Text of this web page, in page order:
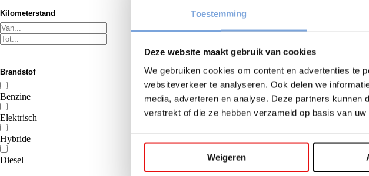
Toestemming
Deze website maakt gebruik van cookies
We gebruiken cookies om content en advertenties te
websiteverkeer te analyseren. Ook delen we
media, adverteren en analyse. Deze partners kunnen
verstrekt of die ze hebben verzameld op basis van
Weigeren
Kilometerstand
Brandstof
Benzine 128
Elektrisch 79
Hybride
Diesel